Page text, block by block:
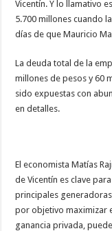
Vicentín. Y lo llamativo
5.700 millones cuando
días de que Mauricio
La deuda total de la
millones de pesos y 60
sido expuestas con
en detalles.
El economista Matías
de Vicentín es clave
principales
por objetivo maximizar
ganancia privada,